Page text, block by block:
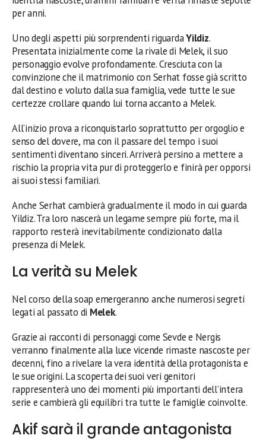
per anni.
Uno degli aspetti più sorprendenti riguardaYildiz.
Presentata inizialmente come la rivale di Melek, il suo
personaggio evolve profondamente. Cresciuta con la
convinzione che il matrimonio con Serhat fosse già scritto
dal destino e voluto dalla sua famiglia, vede tutte le sue
certezze crollare quando lui torna accanto a Melek.
All’inizio prova a riconquistarlo soprattutto per orgoglio e
senso del dovere, ma con il passare del tempo i suoi
sentimenti diventano sinceri. Arriverà persino a mettere a
rischio la propria vita pur di proteggerlo e finirà per opporsi
ai suoi stessi familiari.
Anche Serhat cambierà gradualmente il modo in cui guarda
Yildiz. Tra loro nascerà un legame sempre più forte, ma il
rapporto resterà inevitabilmente condizionato dalla
presenza di Melek.
La verità su Melek
Nel corso della soap emergeranno anche numerosi segreti
legati al passato di Melek.
Grazie ai racconti di personaggi come Sevde e Nergis
verranno finalmente alla luce vicende rimaste nascoste per
decenni, fino a rivelare la vera identità della protagonista e
le sue origini. La scoperta dei suoi veri genitori
rappresenterà uno dei momenti più importanti dell’intera
serie e cambierà gli equilibri tra tutte le famiglie coinvolte.
Akif sarà il grande antagonista